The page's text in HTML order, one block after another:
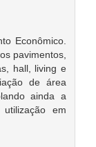
Econômico.
pavimentos,
hall, living e
de área
ainda a
em